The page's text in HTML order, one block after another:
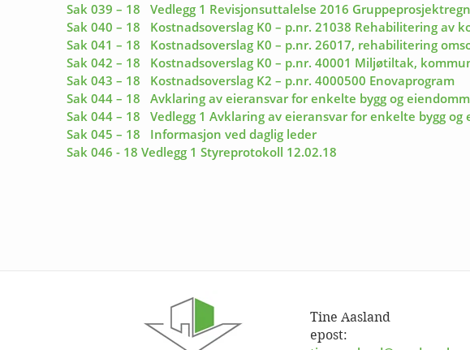
Sak 039 – 18 Vedlegg 1 Revisjonsuttalelse 2016
Sak 040 – 18 Kostnadsoverslag K0 – p.nr. 21038 Rehabilitering av
Sak 041 – 18 Kostnadsoverslag K0 – p.nr. 26017, rehabilitering
Sak 042 – 18 Kostnadsoverslag K0 – p.nr. 40001 Miljøtiltak,
Sak 043 – 18 Kostnadsoverslag K2 – p.nr. 4000500 Enovaprogram
Sak 044 – 18 Avklaring av eieransvar for enkelte bygg og
Sak 044 – 18 Vedlegg 1 Avklaring av eieransvar for enkelte bygg og
Sak 045 – 18 Informasjon ved daglig leder
Sak 046 - 18 Vedlegg 1 Styreprotokoll 12.02.18
Tine Aasland
epost: